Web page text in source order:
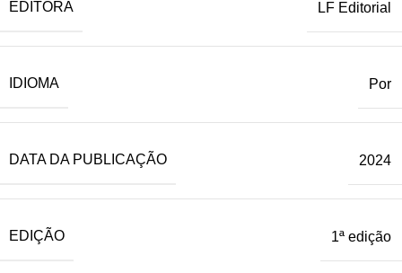
EDITORA LF Editorial
IDIOMA Por
DATA DA PUBLICAÇÃO 2024
EDIÇÃO 1ª edição